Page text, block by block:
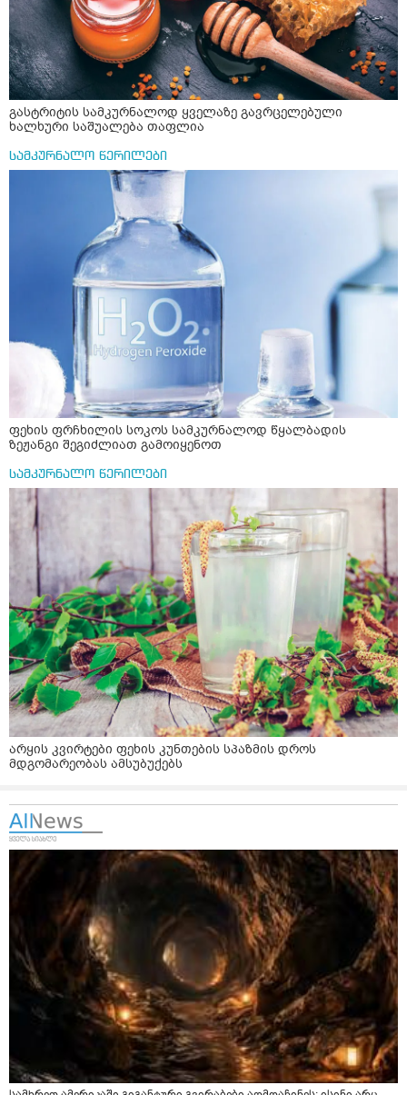
გასტრიტის სამკურნალოდ ყველაზე გავრცელებული
ხალხური საშუალება თაფლია
სამკურნალო წერილები
ფეხის ფრჩხილის სოკოს სამკურნალოდ წყალბადის
ზეჟანგი შეგიძლიათ გამოიყენოთ
სამკურნალო წერილები
არყის კვირტები ფეხის კუნთების სპაზმის დროს
მდგომარეობას ამსუბუქებს